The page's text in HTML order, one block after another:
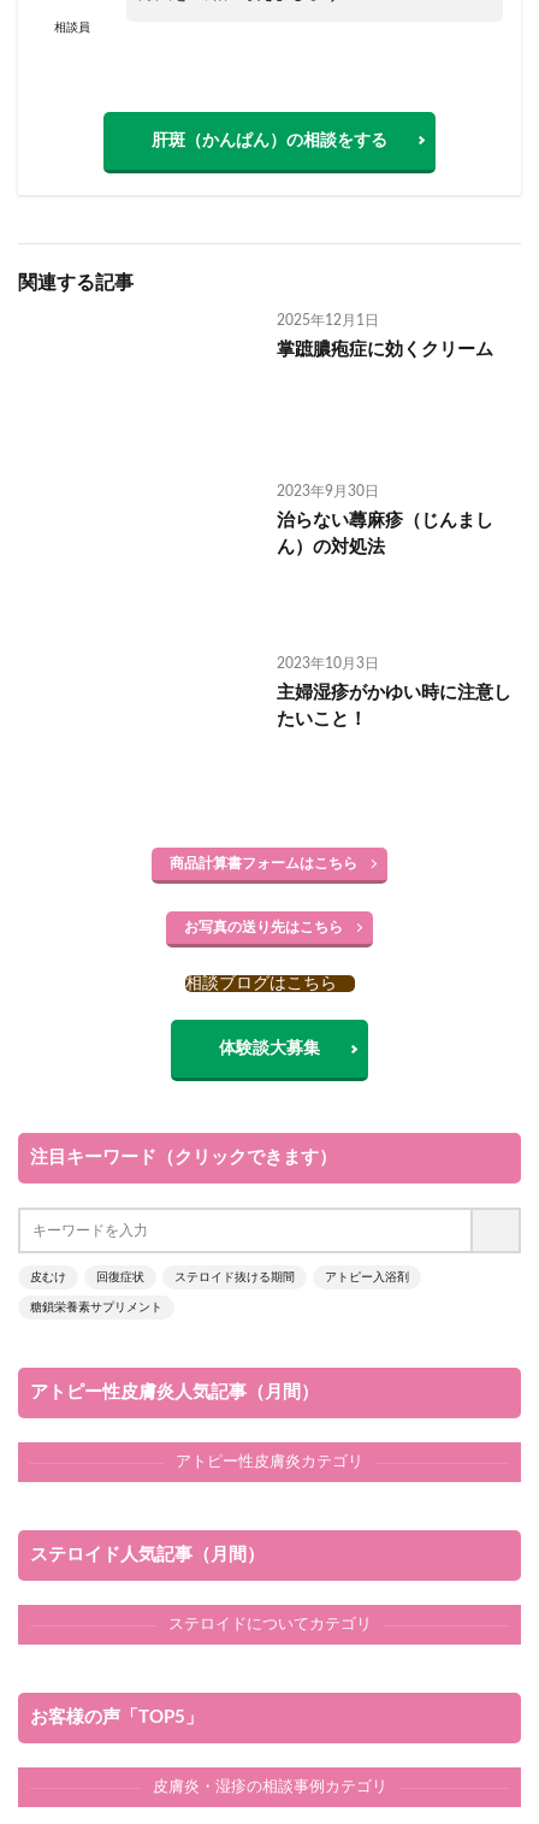
相談員
肝斑（かんぱん）の相談をする
関連する記事
2025年12月1日
掌蹠膿疱症に効くクリーム
2023年9月30日
治らない蕁麻疹（じんまし
ん）の対処法
2023年10月3日
主婦湿疹がかゆい時に注意し
たいこと！
商品計算書フォームはこちら
お写真の送り先はこちら
相談ブログはこちら
体験談大募集
注目キーワード（クリックできます）
皮むけ 回復症状 ステロイド抜ける期間 アトピー入浴剤
糖鎖栄養素サプリメント
アトピー性皮膚炎人気記事（月間）
アトピー性皮膚炎カテゴリ
ステロイド人気記事（月間）
ステロイドについてカテゴリ
お客様の声「TOP5」
皮膚炎・湿疹の相談事例カテゴリ